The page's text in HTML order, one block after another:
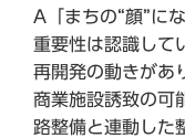
A「まちの“顔”に
重要性は認識して
再開発の動きがあ
商業施設誘致の可
路整備と連動した